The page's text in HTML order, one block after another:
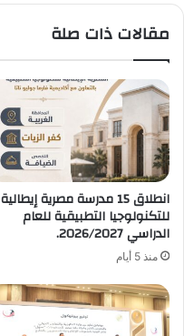
مقالات ذات صلة
انطلاق 15 مدرسة مصرية إيطالية
للتكنولوجيا التطبيقية للعام
الدراسي 2026/2027.
منذ 5 أيام